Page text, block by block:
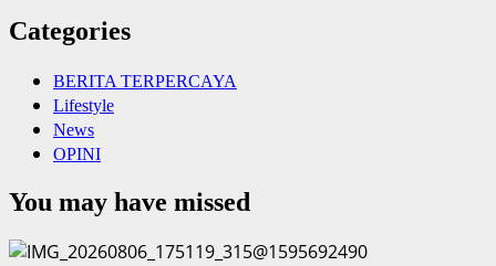
Categories
BERITA TERPERCAYA
Lifestyle
News
OPINI
You may have missed